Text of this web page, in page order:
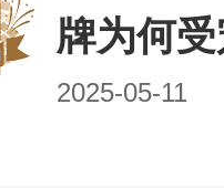
牌为何受
2025-05-11